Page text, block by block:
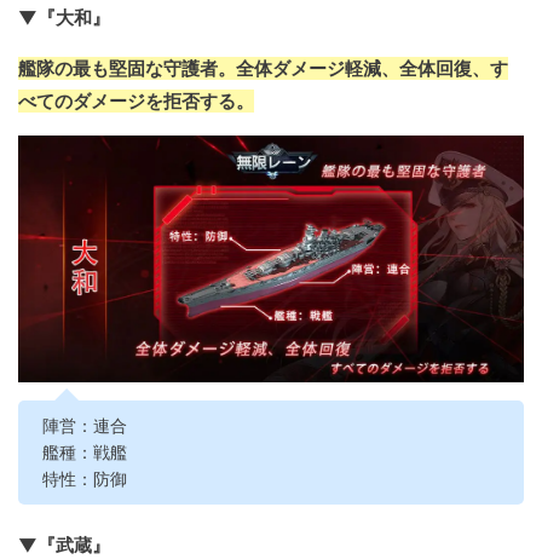
▼『大和』
艦隊の最も堅固な守護者。全体ダメージ軽減、全体回復、す
べてのダメージを拒否する。
陣営：連合
艦種：戦艦
特性：防御
▼『武蔵』